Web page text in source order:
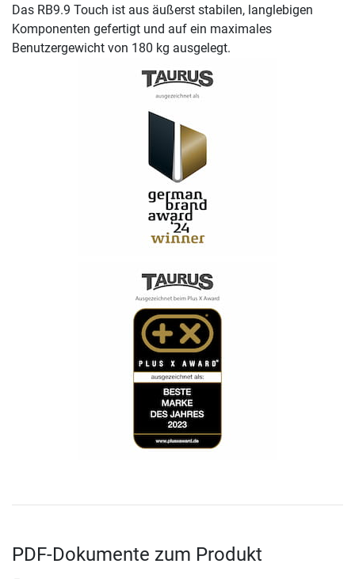
Das RB9.9 Touch ist aus äußerst stabilen, langlebigen
Komponenten gefertigt und auf ein maximales
Benutzergewicht von 180 kg ausgelegt.
PDF-Dokumente zum Produkt